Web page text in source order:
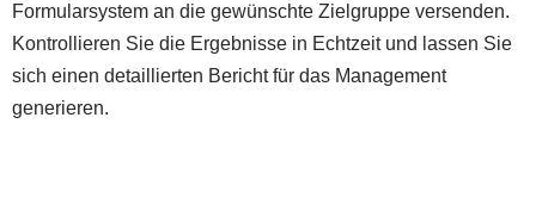
Formularsystem an die gewünschte Zielgruppe versenden.
Kontrollieren Sie die Ergebnisse in Echtzeit und lassen Sie
sich einen detaillierten Bericht für das Management
generieren.